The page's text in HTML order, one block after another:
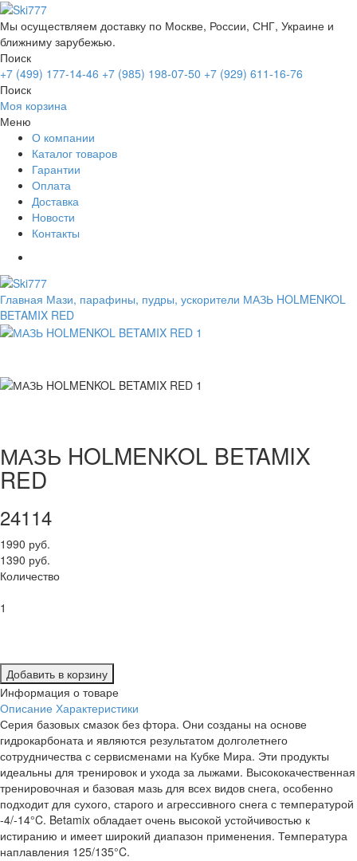
Мы осуществляем доставку по Москве, России, СНГ, Украине и
ближниму зарубежью.
Поиск
+7 (499) 177-14-46 +7 (985) 198-07-50 +7 (929) 611-16-76
Поиск
Моя корзина
Меню
О компании
Каталог товаров
Гарантии
Оплата
Доставка
Новости
Контакты
Главная Мази, парафины, пудры, ускорители МАЗЬ HOLMENKOL
BETAMIX RED
МАЗЬ HOLMENKOL BETAMIX
RED
24114
1990 руб.
1390 руб.
Количество
1
Добавить в корзину
Информация о товаре
Описание Характеристики
Серия базовых смазок без фтора. Они созданы на основе
гидрокарбоната и являются результатом долголетнего
сотрудничества с сервисменами на Кубке Мира. Эти продукты
идеальны для тренировок и ухода за лыжами. Высококачественная
тренировочная и базовая мазь для всех видов снега, особенно
подходит для сухого, старого и агрессивного снега с температурой
-4/-14°C. Betamix обладает очень высокой устойчивостью к
истиранию и имеет широкий диапазон применения. Температура
наплавления 125/135°C.